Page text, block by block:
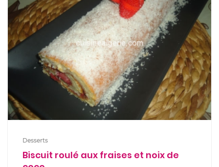
Desserts
Biscuit roulé aux fraises et noix de